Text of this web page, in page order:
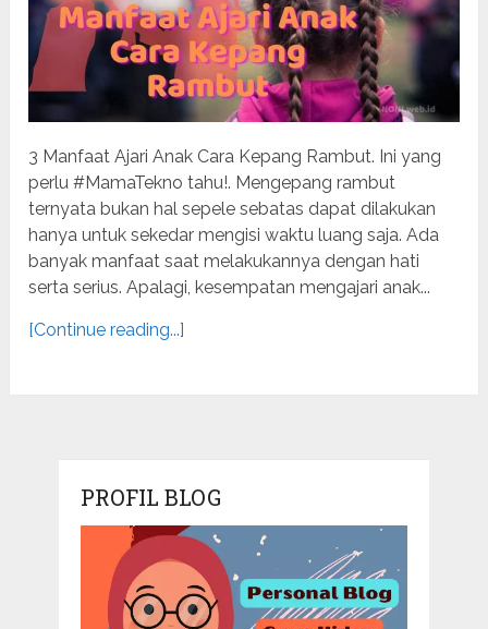
3 Manfaat Ajari Anak Cara Kepang Rambut. Ini yang
perlu #MamaTekno tahu!. Mengepang rambut
ternyata bukan hal sepele sebatas dapat dilakukan
hanya untuk sekedar mengisi waktu luang saja. Ada
banyak manfaat saat melakukannya dengan hati
serta serius. Apalagi, kesempatan mengajari anak...
[Continue reading...]
PROFIL BLOG